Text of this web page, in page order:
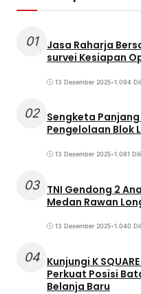
01
Jasa Raharja
survei Kesiapan
13 Desember 2025•1.094
02 Sengketa Panjang
Pengelolaan Blok
13 Desember 2025•1.081
03 TNI Gendong 2
Medan Rawan
13 Desember 2025•1.040
04 Kunjungi K
Perkuat Posisi
Belanja Baru